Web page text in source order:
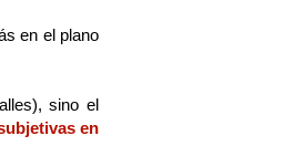
en el plano
sino el
en